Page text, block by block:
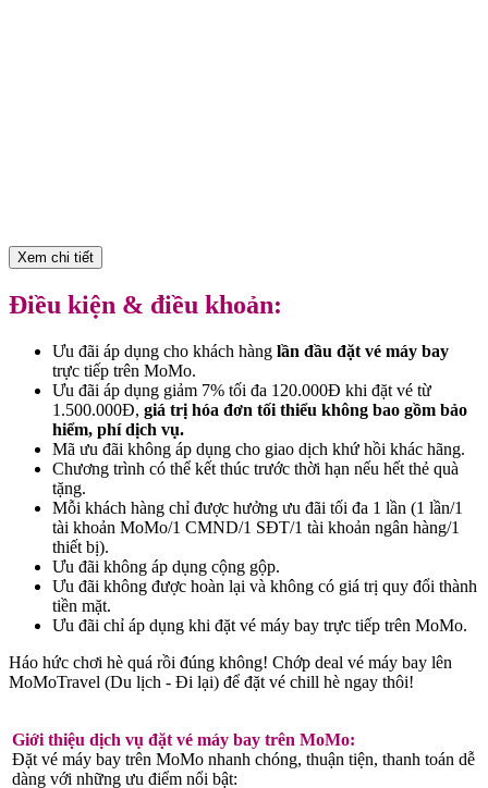
Xem chi tiết
Điều kiện & điều khoản:
Ưu đãi áp dụng cho khách hàng lần đầu đặt vé máy bay
trực tiếp trên MoMo.
Ưu đãi áp dụng giảm 7% tối đa 120.000Đ khi đặt vé từ
1.500.000Đ, giá trị hóa đơn tối thiểu không bao gồm bảo
hiểm, phí dịch vụ.
Mã ưu đãi không áp dụng cho giao dịch khứ hồi khác hãng.
Chương trình có thể kết thúc trước thời hạn nếu hết thẻ quà
tặng.
Mỗi khách hàng chỉ được hưởng ưu đãi tối đa 1 lần (1 lần/1
tài khoản MoMo/1 CMND/1 SĐT/1 tài khoản ngân hàng/1
thiết bị).
Ưu đãi không áp dụng cộng gộp.
Ưu đãi không được hoàn lại và không có giá trị quy đổi thành
tiền mặt.
Ưu đãi chỉ áp dụng khi đặt vé máy bay trực tiếp trên MoMo.
Háo hức chơi hè quá rồi đúng không! Chớp deal vé máy bay lên
MoMoTravel (Du lịch - Đi lại) để đặt vé chill hè ngay thôi!
Giới thiệu dịch vụ đặt vé máy bay trên MoMo:
Đặt vé máy bay trên MoMo nhanh chóng, thuận tiện, thanh toán dễ
dàng với những ưu điểm nổi bật: